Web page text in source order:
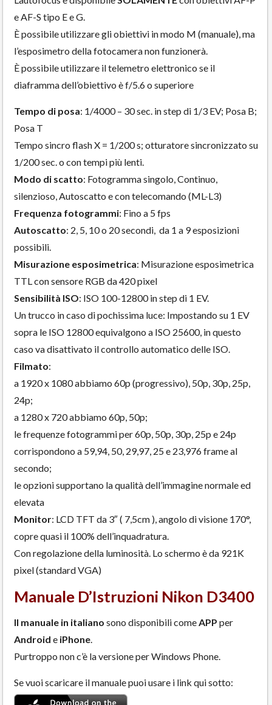
e AF-S tipo E e G.
È possibile utilizzare gli obiettivi in modo M (manuale), ma
l’esposimetro della fotocamera non funzionerà.
È possibile utilizzare il telemetro elettronico se il
diaframma dell’obiettivo è f/5.6 o superiore
Tempo di posa: 1/4000 – 30 sec. in step di 1/3 EV; Posa B;
Posa T
Tempo sincro flash X = 1/200 s; otturatore sincronizzato su
1/200 sec. o con tempi più lenti.
Modo di scatto: Fotogramma singolo, Continuo,
silenzioso, Autoscatto e con telecomando (ML-L3)
Frequenza fotogrammi: Fino a 5 fps
Autoscatto: 2, 5, 10 o 20 secondi, da 1 a 9 esposizioni
possibili.
Misurazione esposimetrica: Misurazione esposimetrica
TTL con sensore RGB da 420 pixel
Sensibilità ISO: ISO 100-12800 in step di 1 EV.
Un trucco in caso di pochissima luce: Impostando su 1 EV
sopra le ISO 12800 equivalgono a ISO 25600, in questo
caso va disattivato il controllo automatico delle ISO.
Filmato:
a 1920 x 1080 abbiamo 60p (progressivo), 50p, 30p, 25p,
24p;
a 1280 x 720 abbiamo 60p, 50p;
le frequenze fotogrammi per 60p, 50p, 30p, 25p e 24p
corrispondono a 59,94, 50, 29,97, 25 e 23,976 frame al
secondo;
le opzioni supportano la qualità dell’immagine normale ed
elevata
Monitor: LCD TFT da 3″ ( 7,5cm ), angolo di visione 170°,
copre quasi il 100% dell’inquadratura.
Con regolazione della luminosità. Lo schermo è da 921K
pixel (standard VGA)
Manuale D’Istruzioni Nikon D3400
Il manuale in italiano sono disponibili come APP per
Android e iPhone
Purtroppo non c’è la versione per Windows Phone.
Se vuoi scaricare il manuale puoi usare i link qui sotto: